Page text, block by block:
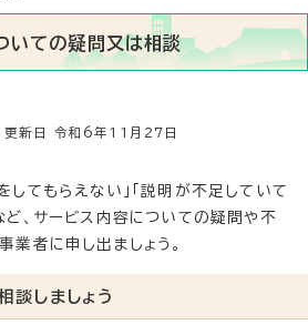
いての疑問又は相談
新日 令和6年11月27日
してもらえない」「説明が不足していて
ど、サービス内容についての疑問や不
業者に申し出ましょう。
談しましょう